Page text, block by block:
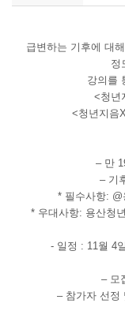
급변하는 기후에 대
정
강의를
<청년
<청년지음
– 만
– 기
* 필수사항:
* 우대사항: 용산청
​- 일정 : 11월 4
– 모
– 참가자 선정